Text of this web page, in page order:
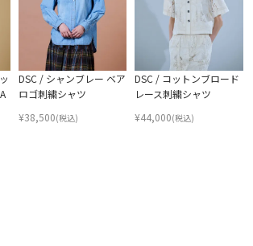
DSC / シャンブレー ベア
ロゴ刺繍シャツ
¥38,500(税込)
DSC / コットンブロード
レース刺繍シャツ
¥44,000(税込)